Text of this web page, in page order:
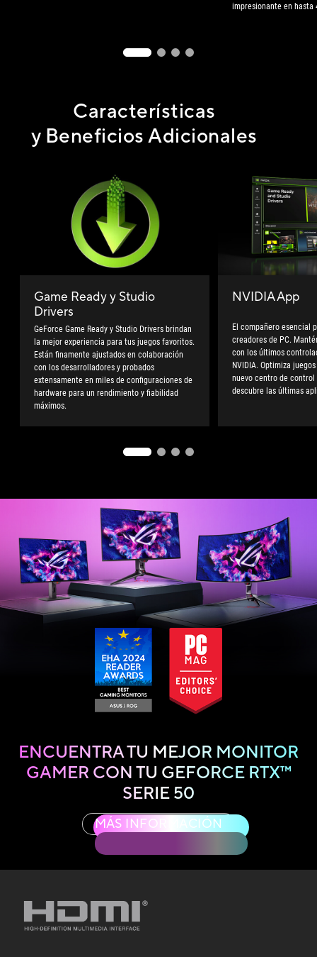
impresionante en hasta
Características
y Beneficios Adicionales
Game Ready y Studio
Drivers
GeForce Game Ready y Studio Drivers brindan
la mejor experiencia para tus juegos favoritos.
Están finamente ajustados en colaboración
con los desarrolladores y probados
extensamente en miles de configuraciones de
hardware para un rendimiento y fiabilidad
máximos.
NVIDIA App
El compañero esencial
creadores de PC.
con los últimos
NVIDIA. Optimiza
nuevo centro de control
descubre las últimas
ENCUENTRA TU MEJOR MONITOR
GAMER CON TU GEFORCE RTX™
SERIE 50
MÁS INFORMACIÓN